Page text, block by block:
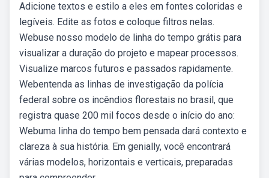
Adicione textos e estilo a eles em fontes coloridas e
legíveis. Edite as fotos e coloque filtros nelas.
Webuse nosso modelo de linha do tempo grátis para
visualizar a duração do projeto e mapear processos.
Visualize marcos futuros e passados rapidamente.
Webentenda as linhas de investigação da polícia
federal sobre os incêndios florestais no brasil, que
registra quase 200 mil focos desde o início do ano:
Webuma linha do tempo bem pensada dará contexto e
clareza à sua história. Em genially, você encontrará
várias modelos, horizontais e verticais, preparadas